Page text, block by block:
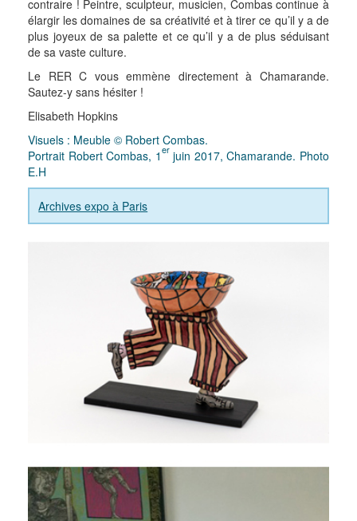
contraire ! Peintre, sculpteur, musicien, Combas continue à
élargir les domaines de sa créativité et à tirer ce qu’il y a de
plus joyeux de sa palette et ce qu’il y a de plus séduisant
de sa vaste culture.
Le RER C vous emmène directement à Chamarande.
Sautez-y sans hésiter !
Elisabeth Hopkins
Visuels : Meuble © Robert Combas.
Portrait Robert Combas, 1er juin 2017, Chamarande. Photo
E.H
Archives expo à Paris